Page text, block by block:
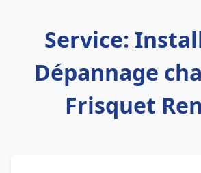
Service:
Dépannage
Frisquet